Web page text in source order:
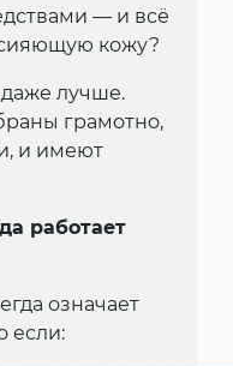
— и всё
кожу?
лучше.
грамотно,
и имеют
работает
означает
если: